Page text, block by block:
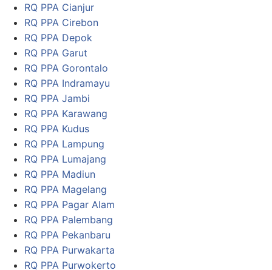
RQ PPA Cianjur
RQ PPA Cirebon
RQ PPA Depok
RQ PPA Garut
RQ PPA Gorontalo
RQ PPA Indramayu
RQ PPA Jambi
RQ PPA Karawang
RQ PPA Kudus
RQ PPA Lampung
RQ PPA Lumajang
RQ PPA Madiun
RQ PPA Magelang
RQ PPA Pagar Alam
RQ PPA Palembang
RQ PPA Pekanbaru
RQ PPA Purwakarta
RQ PPA Purwokerto